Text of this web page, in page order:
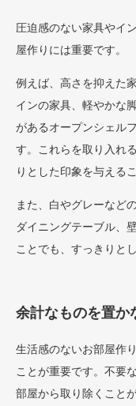
圧迫感のない家具やイ
屋作りには重要です。
例えば、高さを抑えた
インの家具、軽やかな
があるオープンシェル
す。これらを取り入れ
りとした印象を与える
また、白やグレーなど
ダイニングテーブル、
ことでも、すっきりと
余計なものを置か
生活感のないお部屋作
ことが重要です。不要
部屋から取り除くこと